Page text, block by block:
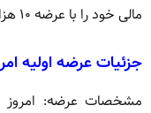
مالی خود را با عرضه ۱۰ هزار میلیارد ریال از این اوراق عملیاتی می‌کند.
جزئیات عرضه اولیه